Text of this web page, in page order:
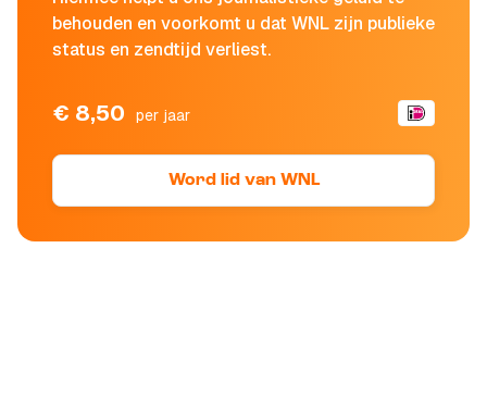
behouden en voorkomt u dat WNL zijn publieke
status en zendtijd verliest.
€ 8,50 per jaar
Word lid van WNL